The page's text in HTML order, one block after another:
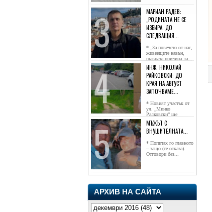
МАРИАН РАДЕВ:
„РОДИНАТА НЕ СЕ
ИЗБИРА. ДО
СЛЕДВАЩИЯ...
* „За повечето от нас,
живеещите навън,
главната причина да...
ИНЖ. НИКОЛАЙ
РАЙКОВСКИ: ДО
КРАЯ НА АВГУСТ
ЗАПОЧВАМЕ...
* Новият участък от
ул. „Минко
Радковски“ ще
достигне жк...
МЪЖЪТ С
ВНУШИТЕЛНАТА...
* Попитах го главното
– защо (се отказа).
Отговори без...
АРХИВ НА САЙТА